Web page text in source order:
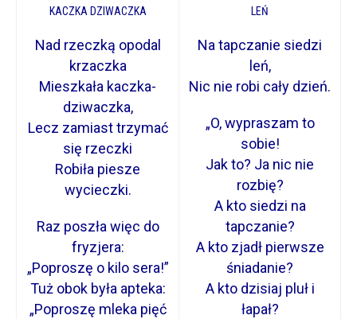
KACZKA DZIWACZKA
Nad rzeczką opodal
krzaczka
Mieszkała kaczka-
dziwaczka,
Lecz zamiast trzymać
się rzeczki
Robiła piesze
wycieczki.
Raz poszła więc do
fryzjera:
„Poproszę o kilo sera!”
Tuż obok była apteka:
„Poproszę mleka pięć
LEŃ
Na tapczanie siedzi
leń,
Nic nie robi cały dzień.
„O, wypraszam to
sobie!
Jak to? Ja nic nie
rozbię?
A kto siedzi na
tapczanie?
A kto zjadł pierwsze
śniadanie?
A kto dzisiaj pluł i
łapał?